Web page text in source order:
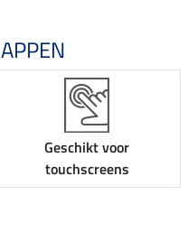
Geschikt voor
touchscreens